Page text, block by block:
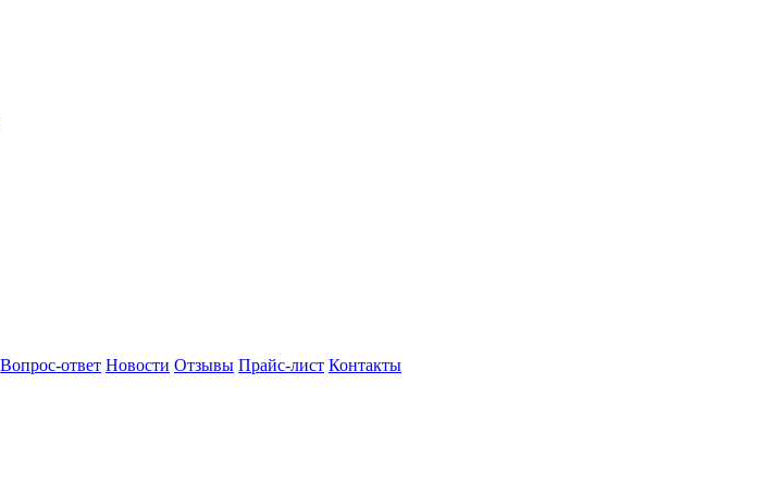
Вопрос-ответ Новости Отзывы Прайс-лист Контакты